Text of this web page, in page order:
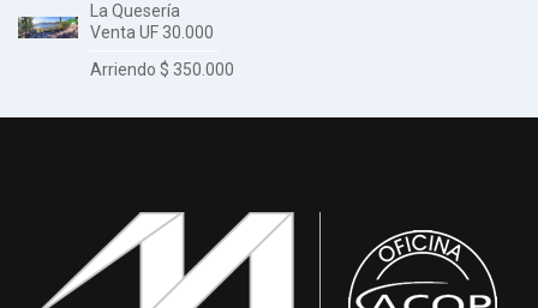
La Quesería
VentaUF 30.000
Arriendo $ 350.000